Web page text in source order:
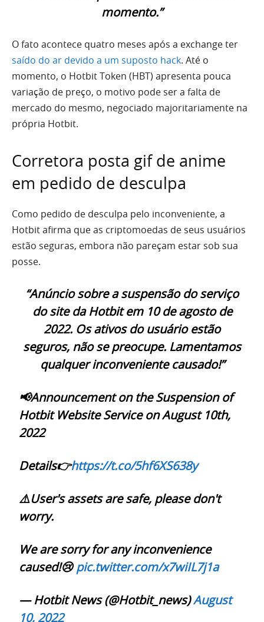
momento.”
O fato acontece quatro meses após a exchange ter
saído do ar devido a um suposto hack. Até o
momento, o Hotbit Token (HBT) apresenta pouca
variação de preço, o motivo pode ser a falta de
mercado do mesmo, negociado majoritariamente na
própria Hotbit.
Corretora posta gif de anime
em pedido de desculpa
Como pedido de desculpa pelo inconveniente, a
Hotbit afirma que as criptomoedas de seus usuários
estão seguras, embora não pareçam estar sob sua
posse.
“Anúncio sobre a suspensão do serviço
do site da Hotbit em 10 de agosto de
2022. Os ativos do usuário estão
seguros, não se preocupe. Lamentamos
qualquer inconveniente causado!”
📢Announcement on the Suspension of
Hotbit Website Service on August 10th,
2022
Details👉https://t.co/5hf6XS638y
⚠️User's assets are safe, please don't
worry.
We are sorry for any inconvenience
caused!😢pic.twitter.com/x7wiIL7j1a
— Hotbit News (@Hotbit_news)August
10, 2022